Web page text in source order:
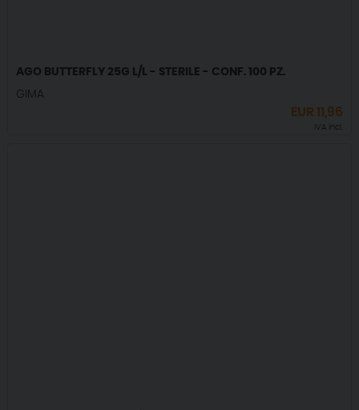
AGO BUTTERFLY 25G L/L - STERILE - CONF. 100 PZ.
GIMA
EUR11,96
IVA incl.